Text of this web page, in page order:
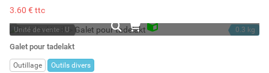
3.60 € ttc
Unité de vente : U
En stock
Stock : 3
0.3 kg
Galet pour tadelakt
Outillage Outils divers